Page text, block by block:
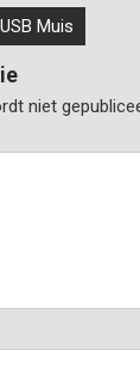
Muis
niet